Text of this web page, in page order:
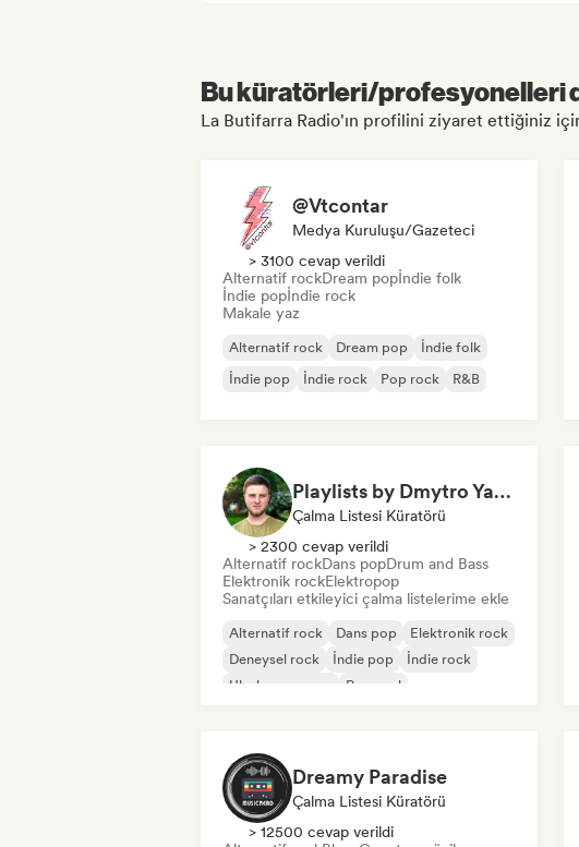
Bu küratörleri/profesyonelleri
La Butifarra Radio'ın profilini ziyaret ettiğiniz
@Vtcontar
Medya Kuruluşu/Gazeteci
> 3100 cevap verildi
Alternatif rockDream popİndie folk
İndie popİndie rock
Makale yaz
Alternatif rock Dream pop
İndie folk
İndie pop
İndie rock Pop rock R&B
Playlists by Dmytro Yaremchuk
Çalma Listesi Küratörü
> 2300 cevap verildi
Alternatif rockDans popDrum and Bass
Elektronik rockElektropop
Sanatçıları etkileyici çalma listelerime ekle
Alternatif rock Dans pop
Elektronik rock
Deneysel rock
İndie pop
İndie rock
Uluslararası pop
Pop soul
Dreamy Paradise
Çalma Listesi Küratörü
> 12500 cevap verildi